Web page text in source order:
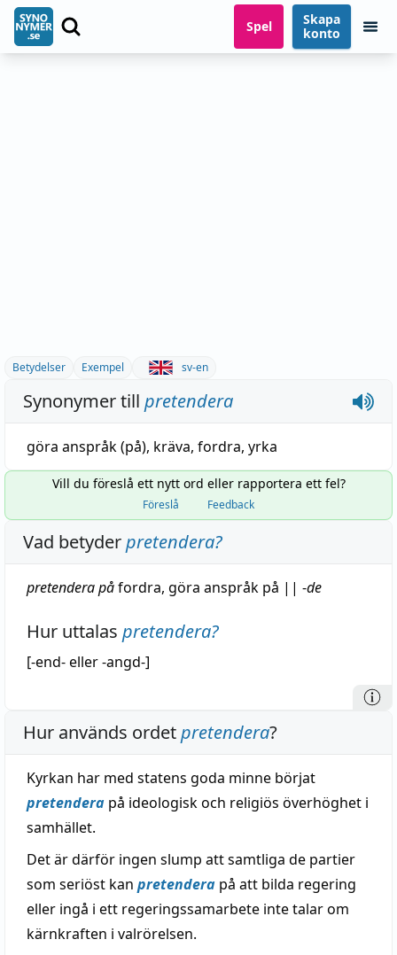
Spel
Skapa
konto
Betydelser Exempel sv-en
Synonymer till pretendera
göra anspråk(på), kräva, fordra, yrka
Vill du föreslå ett nytt ord eller rapportera ett fel?
Föreslå Feedback
Vad betyderpretendera?
pretendera påfordra, göra anspråk på || -de
Hur uttalas pretendera?
[-end- eller -angd-]
Hur används ordetpretendera?
Kyrkan har med statens goda minne börjat
pretendera på ideologisk och religiös överhöghet i
samhället.
Det är därför ingen slump att samtliga de partier
som seriöst kan pretendera på att bilda regering
eller ingå i ett regeringssamarbete inte talar om
kärnkraften i valrörelsen.